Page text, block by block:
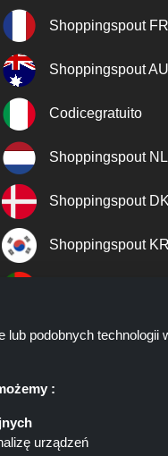
Shoppingspout FR
Shoppingspout AU
Codicegratuito
Shoppingspout NL
Shoppingspout DK
Shoppingspout KR
podobnych
:
urządzeń